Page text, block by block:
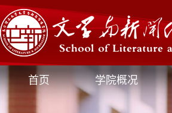
首页 学院概况